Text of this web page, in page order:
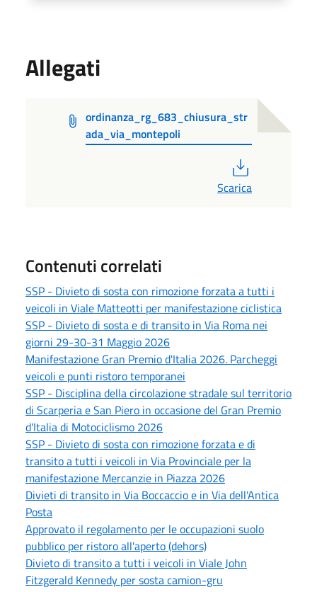
Allegati
ordinanza_rg_683_chiusura_str
ada_via_montepoli
Scarica
Contenuti correlati
SSP - Divieto di sosta con rimozione forzata a tutti i
veicoli in Viale Matteotti per manifestazione ciclistica
SSP - Divieto di sosta e di transito in Via Roma nei
giorni 29-30-31 Maggio 2026
Manifestazione Gran Premio d'Italia 2026. Parcheggi
veicoli e punti ristoro temporanei
SSP - Disciplina della circolazione stradale sul territorio
di Scarperia e San Piero in occasione del Gran Premio
d'Italia di Motociclismo 2026
SSP - Divieto di sosta con rimozione forzata e di
transito a tutti i veicoli in Via Provinciale per la
manifestazione Mercanzie in Piazza 2026
Divieti di transito in Via Boccaccio e in Via dell'Antica
Posta
Approvato il regolamento per le occupazioni suolo
pubblico per ristoro all'aperto (dehors)
Divieto di transito a tutti i veicoli in Viale John
Fitzgerald Kennedy per sosta camion-gru